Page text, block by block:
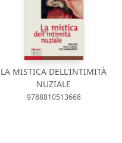
LA MISTICA DELL'INTIMITÀ
NUZIALE
9788810513668